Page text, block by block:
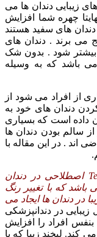
زیبایی دندان ها می
چهره شما افزایش
دندان های سفید هستند
می برند . دندان های
شود . بدون شک
باشد که به وسیله
از افراد می شود از
دندان های خود به
داده است که بسیاری
سالم بودن دندان ها
اند . در این مقاله با
سفید کردن دندانها یا همان Teeth Whitening اصطلاحی در دندان
که با تغییر رنگ
در دندان ها ایجاد می
در دندانپزشکی
افراد را افزایش
لبخند زیبا که با